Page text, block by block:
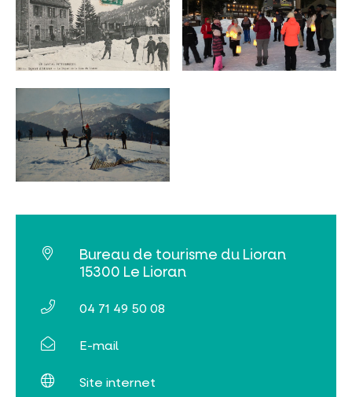
Billetterie en ligne
Rechercher
INCONTOURNABLES
PLEINE NATURE
VISITES ET SAVOIR-FAIRE
Bureau de tourisme du Lioran
15300 Le Lioran
04 71 49 50 08
E-mail
Site internet